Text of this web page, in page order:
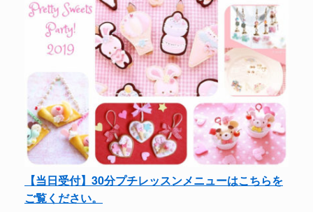
【当日受付】30分プチレッスンメニューはこちらを
ご覧ください。